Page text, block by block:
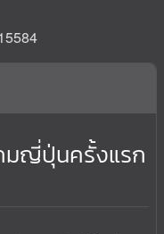
มญี่ปุ่นครั้งแรก